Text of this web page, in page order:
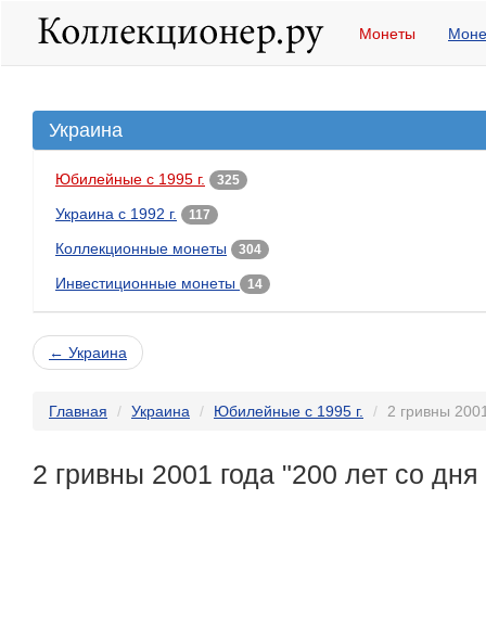
Монеты
Украина
Юбилейные с 1995 г. 325
Украина с 1992 г. 117
Коллекционные монеты 304
Инвестиционные монеты 14
← Украина
Главная Украина Юбилейные с 1995 г. 2 гривны
2 гривны 2001 года "200 лет со